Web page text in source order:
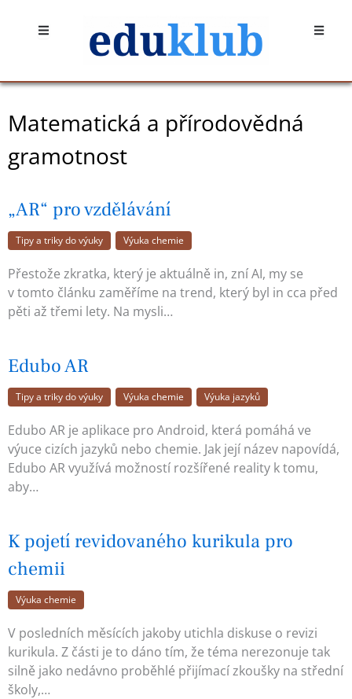
Open Open
Matematická a přírodovědná
gramotnost
„AR“ pro vzdělávání
Tipy a triky do výuky Výuka chemie
Přestože zkratka, který je aktuálně in, zní AI, my se
v tomto článku zaměříme na trend, který byl in cca před
pěti až třemi lety. Na mysli…
Edubo AR
Tipy a triky do výuky Výuka chemie Výuka jazyků
Edubo AR je aplikace pro Android, která pomáhá ve
výuce cizích jazyků nebo chemie. Jak její název napovídá,
Edubo AR využívá možností rozšířené reality k tomu,
aby…
K pojetí revidovaného kurikula pro
chemii
Výuka chemie
V posledních měsících jakoby utichla diskuse o revizi
kurikula. Z části je to dáno tím, že téma nerezonuje tak
silně jako nedávno proběhlé přijímací zkoušky na střední
školy,…